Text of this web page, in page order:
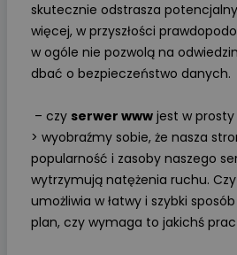
skutecznie odstrasza
więcej, w przyszłości
w ogóle nie pozwolą na
dbać o bezpieczeństwo danych.
– czy serwer www jest w
> wyobraźmy sobie, że nasza
popularność i zasoby naszego
wytrzymują natężenia ruchu.
umożliwia w łatwy i szybki
plan, czy wymaga to jakichś